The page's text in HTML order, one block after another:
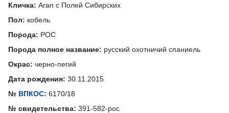
Кличка: Агап с Полей Сибирских
Пол: кобель
Порода: РОС
Порода полное название: русский охотничий спаниель
Окрас: черно-пегий
Дата рождения: 30.11.2015
№ ВПКОС: 6170/18
№ свидетельства: 391-582-рос